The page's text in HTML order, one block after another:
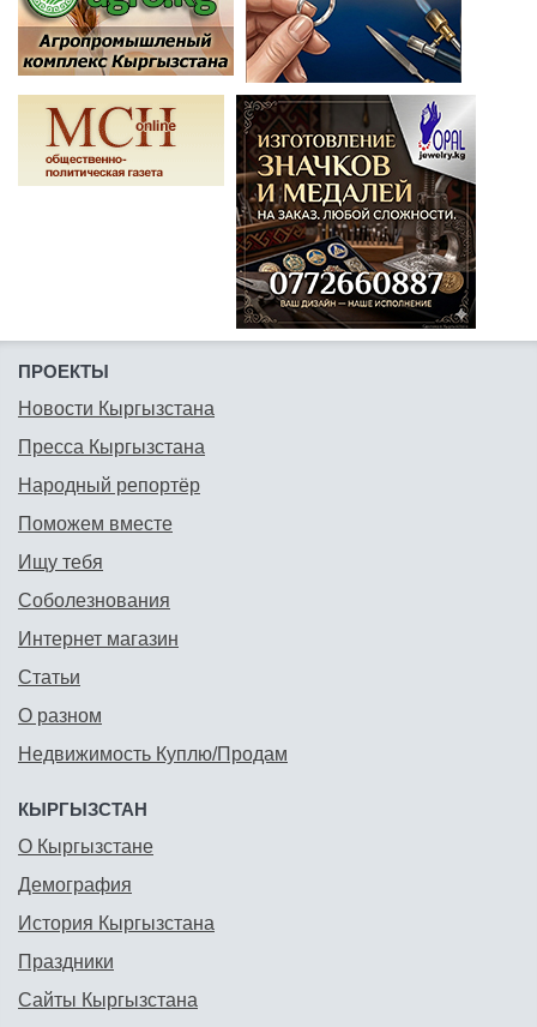
ПРОЕКТЫ
Новости Кыргызстана
Пресса Кыргызстана
Народный репортёр
Поможем вместе
Ищу тебя
Соболезнования
Интернет магазин
Статьи
О разном
Недвижимость Куплю/Продам
КЫРГЫЗСТАН
О Кыргызстане
Демография
История Кыргызстана
Праздники
Сайты Кыргызстана